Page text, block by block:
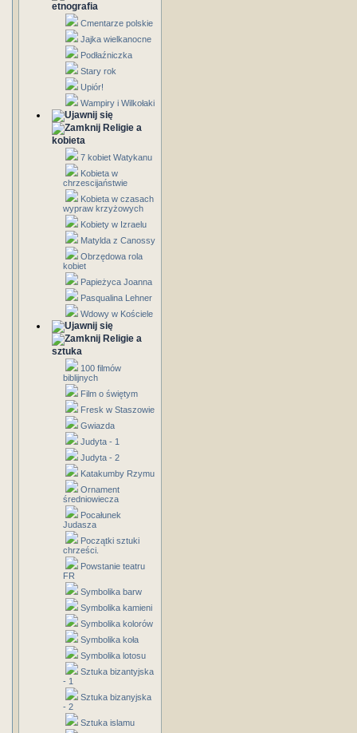
etnografia
Cmentarze polskie
Jajka wielkanocne
Podłaźniczka
Stary rok
Upiór!
Wampiry i Wilkołaki
Religie a
kobieta
7 kobiet Watykanu
Kobieta w
chrzescijaństwie
Kobieta w czasach
wypraw krzyżowych
Kobiety w Izraelu
Matylda z Canossy
Obrzędowa rola
kobiet
Papieżyca Joanna
Pasqualina Lehner
Wdowy w Kościele
Religie a
sztuka
100 filmów
biblijnych
Film o świętym
Fresk w Staszowie
Gwiazda
Judyta - 1
Judyta - 2
Katakumby Rzymu
Ornament
średniowiecza
Pocałunek
Judasza
Początki sztuki
chrześci.
Powstanie teatru
FR
Symbolika barw
Symbolika kamieni
Symbolika kolorów
Symbolika koła
Symbolika lotosu
Sztuka bizantyjska
- 1
Sztuka bizanyjska
- 2
Sztuka islamu